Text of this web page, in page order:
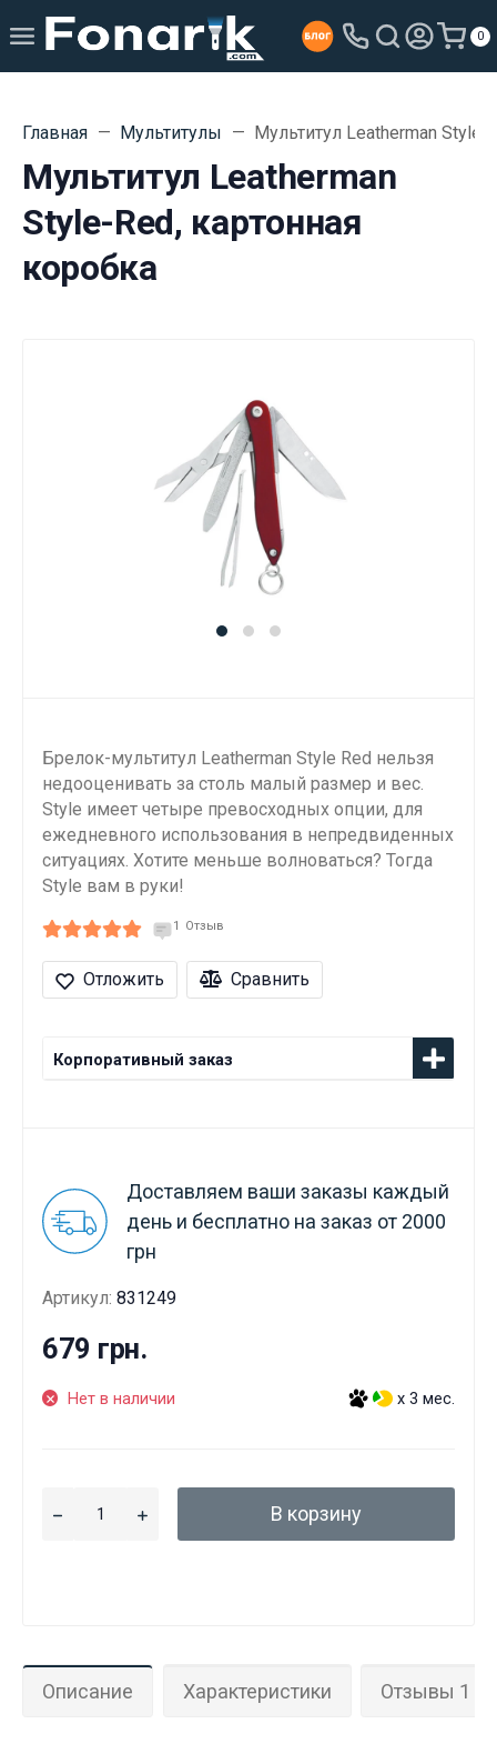
0
Главная Мультитулы Мультитул Leatherman Style-
Мультитул Leatherman
Style-Red, картонная
коробка
Брелок-мультитул Leatherman Style Red нельзя
недооценивать за столь малый размер и вес.
Style имеет четыре превосходных опции, для
ежедневного использования в непредвиденных
ситуациях. Хотите меньше волноваться? Тогда
Style вам в руки!
1 Отзыв
Отложить Сравнить
Корпоративный заказ
Доставляем ваши заказы каждый
день и бесплатно на заказ от 2000
грн
Артикул: 831249
679 грн.
Нет в наличии x 3 мес.
В корзину
Описание Характеристики Отзывы 1
Данные товары продаются лицам,
достигшим 18 лет!